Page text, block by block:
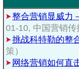
整合营销显威力
01-10, 中国营销
挑战科特勒的整
策）
网络营销如何直